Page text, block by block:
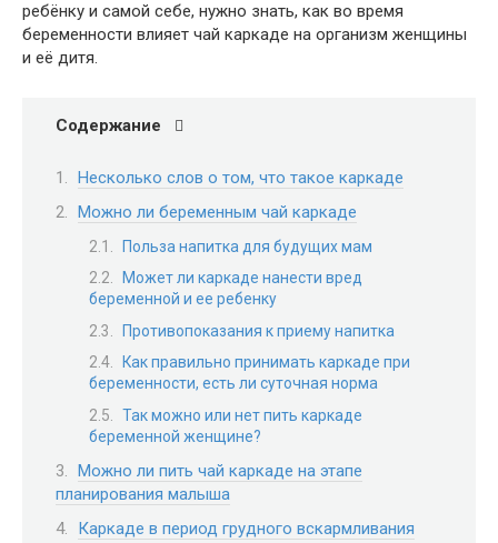
ребёнку и самой себе, нужно знать, как во время
беременности влияет чай каркаде на организм женщины
и её дитя.
Содержание
Несколько слов о том, что такое каркаде
Можно ли беременным чай каркаде
Польза напитка для будущих мам
Может ли каркаде нанести вред
беременной и ее ребенку
Противопоказания к приему напитка
Как правильно принимать каркаде при
беременности, есть ли суточная норма
Так можно или нет пить каркаде
беременной женщине?
Можно ли пить чай каркаде на этапе
планирования малыша
Каркаде в период грудного вскармливания